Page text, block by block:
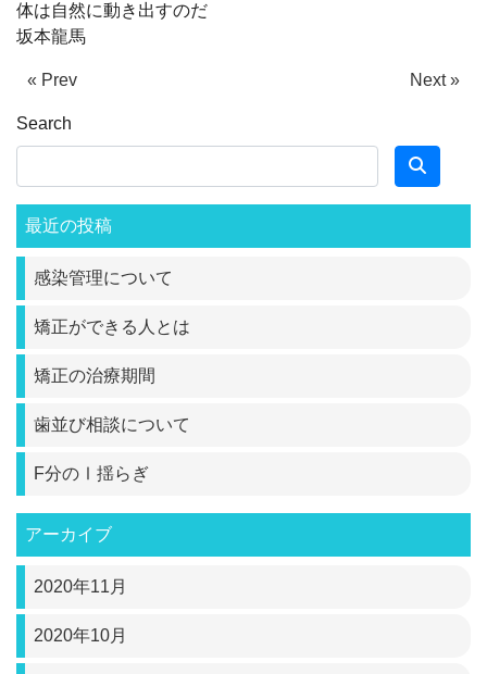
体は自然に動き出すのだ
坂本龍馬
« Prev Next »
Search
最近の投稿
感染管理について
矯正ができる人とは
矯正の治療期間
歯並び相談について
F分のⅠ揺らぎ
アーカイブ
2020年11月
2020年10月